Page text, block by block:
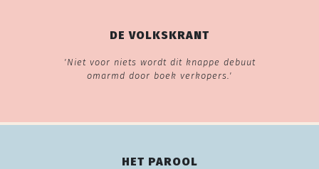
DE VOLKSKRANT
'Niet voor niets wordt dit knappe debuut
omarmd door boek verkopers.'
HET PAROOL